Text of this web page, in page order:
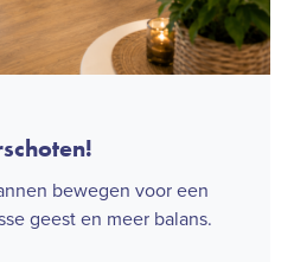
bewegen voor een
geest en meer balans.